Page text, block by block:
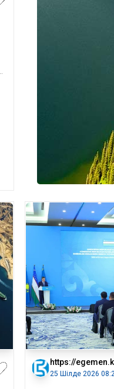
https://
25 Шілде 2026